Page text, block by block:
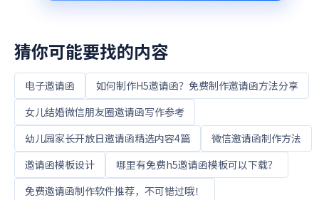
猜你可能要找的内容
电子邀请函
如何制作H5邀请函？免费制作邀请函方法分享
女儿结婚微信朋友圈邀请函写作参考
幼儿园家长开放日邀请函精选内容4篇
微信邀请函制作方法
邀请函模板设计
哪里有免费h5邀请函模板可以下载？
免费邀请函制作软件推荐，不可错过哦！